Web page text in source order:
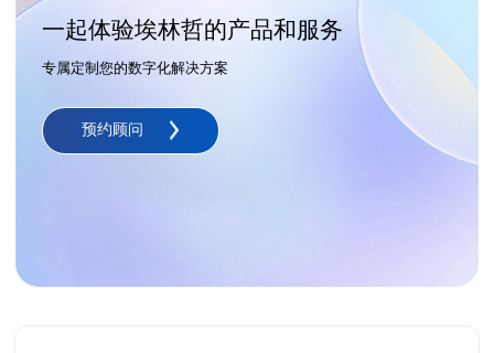
一起体验埃林哲的产品和服务
专属定制您的数字化解决方案
预约顾问